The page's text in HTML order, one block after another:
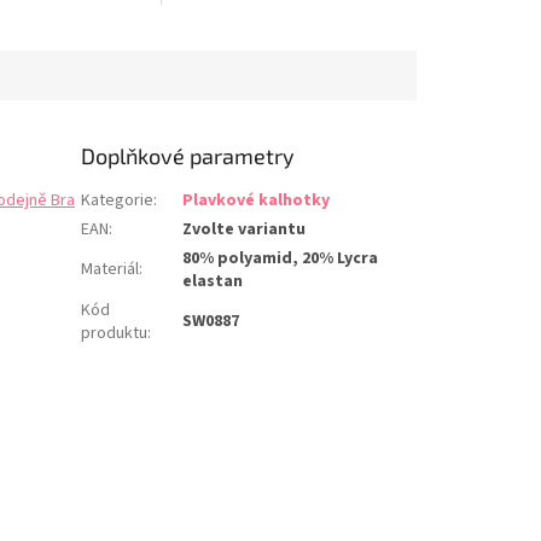
Bra
Doplňkové parametry
Kategorie:
Plavkové kalhotky
EAN:
Zvolte variantu
Materiál:
80% polyamid, 20% Lycra
elastan
Kód
produktu: SW0887